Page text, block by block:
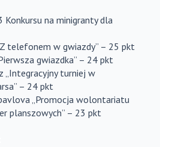
Konkursu na minigranty dla
telefonem w gwiazdy” – 25 pkt
gwiazdka” – 24 pkt
„Integracyjny turniej w
– 24 pkt
„Promocja wolontariatu
planszowych” – 23 pkt